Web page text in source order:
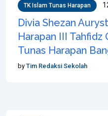
TK Islam Tunas Harapan
Divia Shezan
Harapan III Tahfidz
Tunas Harapan
by Tim Redaksi Sekolah